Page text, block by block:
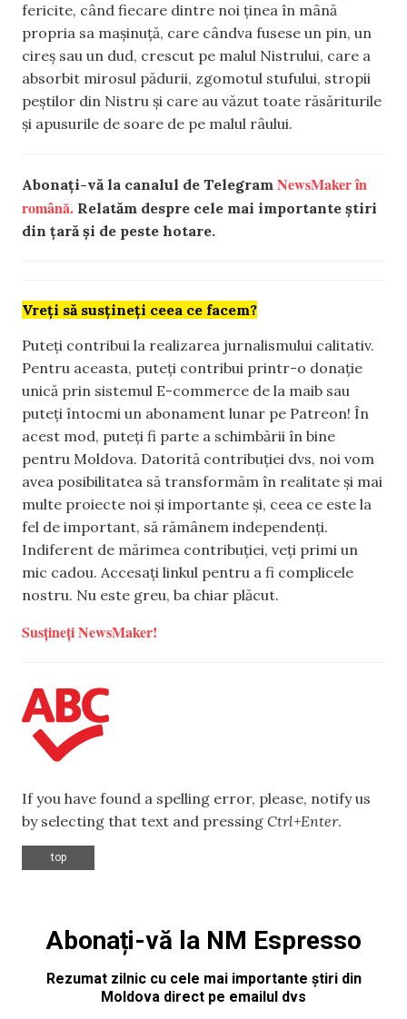
fericite, când fiecare dintre noi ținea în mână
propria sa mașinuță, care cândva fusese un pin, un
cireș sau un dud, crescut pe malul Nistrului, care a
absorbit mirosul pădurii, zgomotul stufului, stropii
peștilor din Nistru și care au văzut toate răsăriturile
și apusurile de soare de pe malul râului.
Abonați-vă la canalul de Telegram NewsMaker în
română. Relatăm despre cele mai importante știri
din țară și de peste hotare.
Vreți să susțineți ceea ce facem?
Puteți contribui la realizarea jurnalismului calitativ.
Pentru aceasta, puteți contribui printr-o donație
unică prin sistemul E-commerce de la maib sau
puteți întocmi un abonament lunar pe Patreon! În
acest mod, puteți fi parte a schimbării în bine
pentru Moldova. Datorită contribuției dvs, noi vom
avea posibilitatea să transformăm în realitate și mai
multe proiecte noi și importante și, ceea ce este la
fel de important, să rămânem independenți.
Indiferent de mărimea contribuției, veți primi un
mic cadou. Accesați linkul pentru a fi complicele
nostru. Nu este greu, ba chiar plăcut.
Susțineți NewsMaker!
If you have found a spelling error, please, notify us
by selecting that text and pressing Ctrl+Enter.
top
Abonați-vă la NM Espresso
Rezumat zilnic cu cele mai importante știri din
Moldova direct pe emailul dvs